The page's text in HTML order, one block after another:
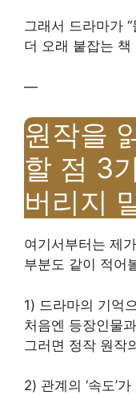
그래서 드라마가
더 오래 붙잡는
—
원작을
할 점 3
버리지
여기서부터는 제
부분도 같이 적어
1) 드라마의 기억
처음엔 등장인물
그러면 정작 원작
2) 관계의 ‘속도’